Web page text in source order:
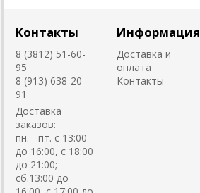
Контакты
8 (3812) 51-60-
95
8 (913) 638-20-
91
Доставка
заказов:
пн. - пт. с 13:00
до 16:00, с 18:00
до 21:00;
сб.13:00 до
Информация
Доставка и
оплата
Контакты